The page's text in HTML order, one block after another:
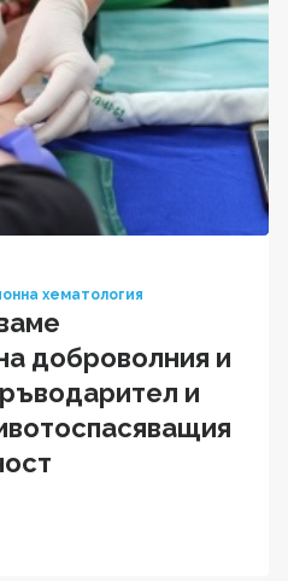
хематология
доброволния и
и